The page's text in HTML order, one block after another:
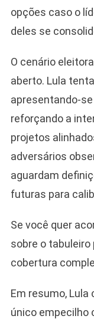
opções caso o
deles se
O cenário
aberto. Lula
apresentando-
reforçando a
projetos
adversários
aguardam
futuras para
Se você quer
sobre o
cobertura
Em resumo,
único empecilho